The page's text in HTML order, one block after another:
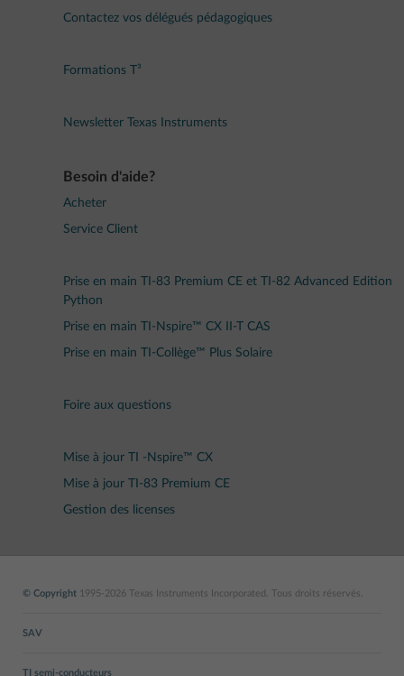
Contactez vos délégués pédagogiques
Formations T³
Newsletter Texas Instruments
Besoin d'aide?
Acheter
Service Client
Prise en main TI-83 Premium CE et TI-82 Advanced Edition
Python
Prise en main TI-Nspire™ CX II-T CAS
Prise en main TI-Collège™ Plus Solaire
Foire aux questions
Mise à jour TI -Nspire™ CX
Mise à jour TI-83 Premium CE
Gestion des licenses
© Copyright 1995-2026 Texas Instruments Incorporated. Tous droits réservés.
SAV
TI semi-conducteurs